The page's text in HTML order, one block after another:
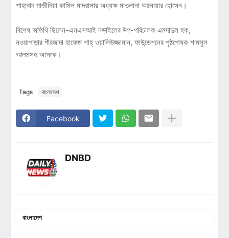
শাহাবাদ মাজীদিয়া কামিল মাদরাসার অধ্যক্ষ মাওলানা আনোয়ার হোসেন।
বিশেষ অতিথি ছিলেন-এনএসআই নড়াইলের উপ-পরিচালক এমদাদুল হক,
নওয়াপাড়ার পীরজাদা হাফেজ শাহ্ ওয়ালিউজ্জামান, ফাউন্ডেশনের পৃষ্ঠপোষক শামসুল
আলমসহ অনেকে।
Tags বাংলাদেশ
Facebook
DNBD
বাংলাদেশ